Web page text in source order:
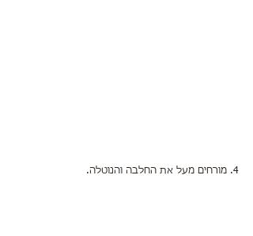
4. מורחים מעל את החלבה והנוטלה.